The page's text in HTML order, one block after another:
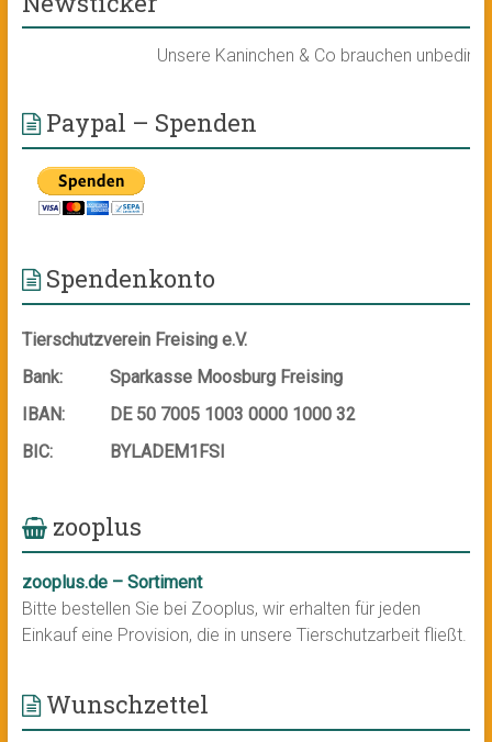
Unsere Kaninchen & Co brauchen
Paypal – Spenden
Spendenkonto
Tierschutzverein Freising e.V.
Bank:
Sparkasse Moosburg Freising
IBAN:
DE 50 7005 1003 0000 1000 32
BIC:
BYLADEM1FSI
zooplus
zooplus.de – Sortiment
Bitte bestellen Sie bei Zooplus, wir erhalten für jeden
Einkauf eine Provision, die in unsere Tierschutzarbeit fließt.
Wunschzettel